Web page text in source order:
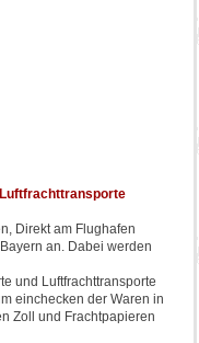
Direkt am Flughafen
an. Dabei werden
und Luftfrachttransporte
einchecken der Waren in
Zoll und Frachtpapieren